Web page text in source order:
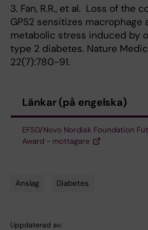
3. Fan, R.R., et al. Loss of the
GPS2 sensitizes macrophage
metabolic stress induced by
type 2 diabetes. Nature
22(7):780-91.
Länkar (på engelska)
EFSD/Novo Nordisk Foundation
Award - mottagare
Anslag Diabetes
Uppdaterad av: